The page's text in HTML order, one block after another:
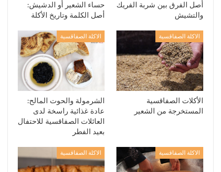
أصل الفرق بين شربة الفريك
والتشيش
حساء الشعير أو الدشيش:
أصل الكلمة وتاريخ الأكلة
الاكلة الصفاقسية
الأكلات الصفاقسية
المستخرجة من الشعير
الاكلة الصفاقسية
الشرمولة والحوت المالح:
عادة غذائية راسخة لدى
العائلات الصفاقسية للاحتفال
بعيد الفطر
الاكلة الصفاقسية الاكلة الصفاقسية